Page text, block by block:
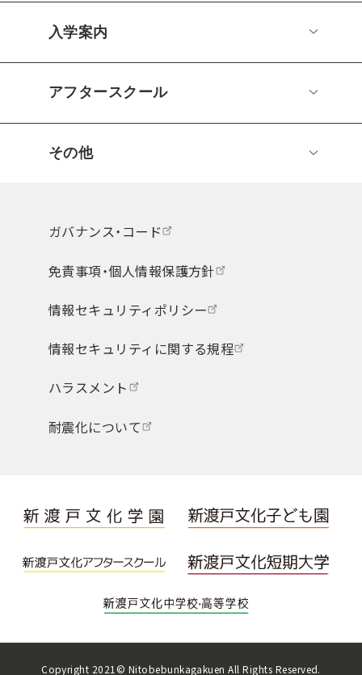
入学案内
アフタースクール
その他
ガバナンス・コード
免責事項・個人情報保護方針
情報セキュリティポリシー
情報セキュリティに関する規程
ハラスメント
耐震化について
Copyright 2021© Nitobebunkagakuen All Rights Reserved.